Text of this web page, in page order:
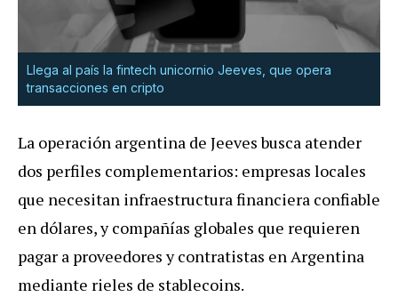
Llega al país la fintech unicornio Jeeves, que opera
transacciones en cripto
La operación argentina de Jeeves busca atender
dos perfiles complementarios: empresas locales
que necesitan infraestructura financiera confiable
en dólares, y compañías globales que requieren
pagar a proveedores y contratistas en Argentina
mediante rieles de stablecoins.